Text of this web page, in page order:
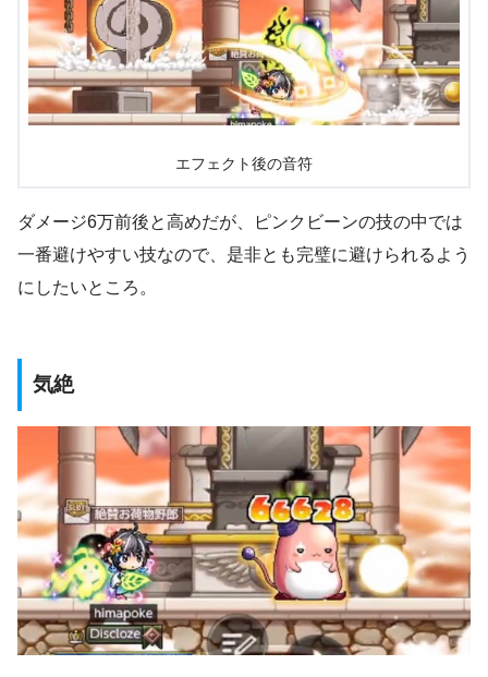
エフェクト後の音符
ダメージ6万前後と高めだが、ピンクビーンの技の中では
一番避けやすい技なので、是非とも完璧に避けられるよう
にしたいところ。
気絶